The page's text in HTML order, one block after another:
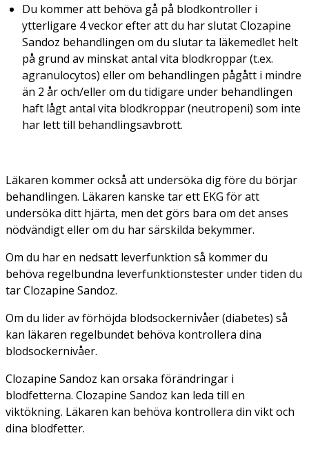
Du kommer att behöva gå på blodkontroller i
ytterligare 4 veckor efter att du har slutat Clozapine
Sandoz behandlingen om du slutar ta läkemedlet helt
på grund av minskat antal vita blodkroppar (t.ex.
agranulocytos) eller om behandlingen pågått i mindre
än 2 år och/eller om du tidigare under behandlingen
haft lågt antal vita blodkroppar (neutropeni) som inte
har lett till behandlingsavbrott.
Läkaren kommer också att undersöka dig före du börjar
behandlingen. Läkaren kanske tar ett EKG för att
undersöka ditt hjärta, men det görs bara om det anses
nödvändigt eller om du har särskilda bekymmer.
Om du har en nedsatt leverfunktion så kommer du
behöva regelbundna leverfunktionstester under tiden du
tar Clozapine Sandoz.
Om du lider av förhöjda blodsockernivåer (diabetes) så
kan läkaren regelbundet behöva kontrollera dina
blodsockernivåer.
Clozapine Sandoz kan orsaka förändringar i
blodfetterna. Clozapine Sandoz kan leda till en
viktökning. Läkaren kan behöva kontrollera din vikt och
dina blodfetter.